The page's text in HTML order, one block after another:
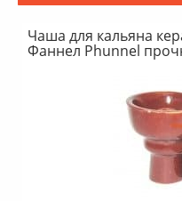
Чаша для кальяна
Фаннел Phunnel